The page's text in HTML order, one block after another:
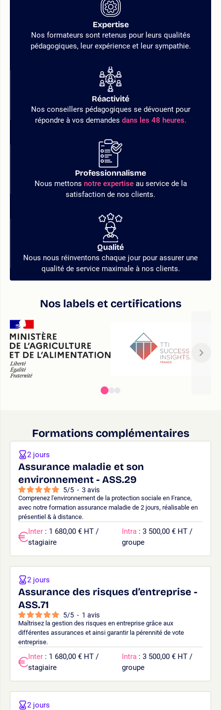
Expertise
Nos formateurs sont retenus pour leurs qualités
pédagogiques, leur expérience et leur sympathie.
Réactivité
Nos conseillers pédagogiques se dévouent pour
répondre à vos demandes dans les 48 heures.
Professionnalisme
Nous mettons notre expertiseau service de la
satisfaction de nos clients.
Qualité
Nous nous réinventons chaque jour pour assurer une
qualité de service maximale à nos clients.
Nos labels et certifications
Formations complémentaires
Assurance maladie et son
environnement - ASS.29
5/5 - 3 avis
Comprenez l'environnement de la protection sociale en France,
avec notre formation assurance maladie de 2 jours, réalisable en
présentiel & à distance.
2 jours
Inter : 1 680,00 € HT /
stagiaire
Intra : 3 500,00 € HT /
groupe
Assurance des risques d’entreprise -
ASS.71
5/5 - 1 avis
Maîtrisez la gestion des risques en entreprise grâce aux
différentes assurances et ainsi garantir la pérennité de vote
entreprise.
2 jours
Inter : 1 680,00 € HT /
stagiaire
Intra : 3 500,00 € HT /
groupe
2 jours